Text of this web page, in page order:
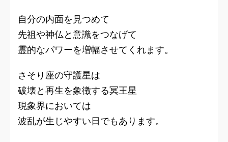
自分の内面を見つめて
先祖や神仏と意識をつなげて
霊的なパワーを増幅させてくれます。
さそり座の守護星は
破壊と再生を象徴する冥王星
現象界においては
波乱が生じやすい日でもあります。